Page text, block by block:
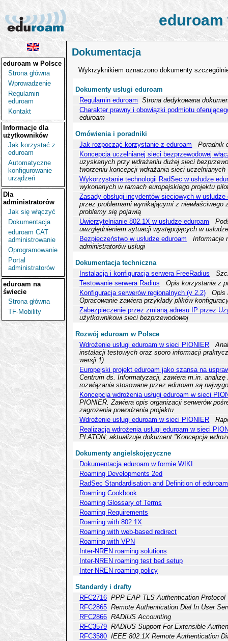
eduroam
eduroam w Polsce
Strona główna
Wprowadzenie
Regulamin
eduroam
Kontakt
Informacje dla
użytkowników
Jak korzystać z
eduroam
Automatyczne
konfigurowanie
urządzeń
Dla
administratorów
Jak się włączyć
Dokumentacja
eduroam CAT
administrowanie
Oprogramowanie
Portal
administratorów
eduroam na
świecie
Strona główna
TF-Mobility
Dokumentacja
Wykrzyknikiem oznaczono dokumenty
Dokumenty usługi eduroam
Regulamin eduroam
Strona dedykowana
Charakter prawny i obowiązki podmiotu
eduroam
Omówienia i poradniki
Jak rozpocząć korzystanie z eduroam
Poradnik
Koncepcja uczelnianej sieci bezprzewodowej
uzyskanych przy wdrażaniu dużej sieci
tworzeniu koncepcji wdrażania sieci uczelnianych
Wykorzystanie technologii RadSec w usłudze
wykonanych w ramach europejskiego projektu
Zasady obsługi incydentów sieciowych w usłudze
przez problemami wynikającymi z
problemy się pojawią
Uwierzytelnianie 802.1X w usłudze eduroam
uwzględnieniem sytuacji występujących w
Bezpieczeństwo w usłudze eduroam
Informacje
administratorów usługi
Dokumentacja techniczna
Instalacja i konfiguracja serwera FreeRadius
Testowanie serwera Radius
Opis korzystania z
Konfiguracja serwerów regionalnych (v 2.2)
Opis
Opracowanie zawiera przykłady plików
Zabezpieczenie przez zmianą adresu IP przez
użytkownikowi sieci bezprzewodowej
Rozwój eduroam w Polsce
Wdrożenie usługi eduroam w sieci PIONIER
instalacji testowych oraz sporo informacji
wersji 1)
Europejski projekt eduroam jako szansa na
Centrum ds. Informatyzacji, zawiera m.in.
rozwiązania stosowane przez eduroam są
Koncepcja wdrożenia usługi eduroam w sieci
PIONIER. Zawiera opis organizacji serwerów
zagrożenia powodzenia projektu
Wdrożenie usługi eduroam w sieci PIONIER
Realizacja wdrożenia usługi eduroam w sieci
PLATON; aktualizuje dokument "Koncepcja
Dokumenty angielskojęzyczne
Dokumentacja eduroam w formie WIKI
Roaming Developments 2ed
RadSec Standardisation and Definition of
Roaming Cookbook
Roaming Glossary of Terms
Roaming Requirements
Roaming with 802.1X
Roaming with web-based redirect
Roaming with VPN
Inter-NREN roaming solutions
Inter-NREN roaming test bed setup
Inter-NREN roaming policy
Standardy i drafty
RFC2716 PPP EAP TLS Authentication Protocol
RFC2865 Remote Authentication Dial In User
RFC2866 RADIUS Accounting
RFC3579 RADIUS Support For Extensible
RFC3580 IEEE 802.1X Remote Authentication